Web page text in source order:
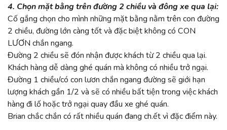
4. Chọn mặt bằng trên đường 2 chiều và đông xe qua lại:
Cố gắng chọn cho mình những mặt bằng nằm trên con đường
2 chiều, đường lớn càng tốt và đặc biệt không có CON
LƯƠN chắn ngang.
Đường 2 chiều sẽ đón nhận được khách từ 2 chiều qua lại.
Khách hàng dễ dàng ghé quán mà không có nhiều trở ngại.
Đường 1 chiều/có con lươn chắn ngang đường sẽ giới hạn
lượng khách gần 1/2 và sẽ có nhiều bất tiện trong việc khách
hàng đi lố hoặc trở ngại quay đầu xe ghé quán.
Brian chắc chắn có rất nhiều quán đang ch.ết vì đặc điểm này.